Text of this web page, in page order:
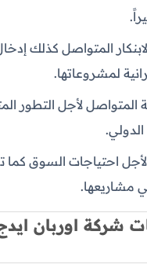
المتواصل كذلك
لمشروعاتها.
المتواصل لأجل التطور
احتياجات السوق
مشاريعها.
شركة اوربان